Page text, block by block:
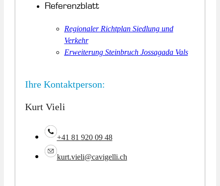
Referenzblatt
Regionaler Richtplan Siedlung und
Verkehr
Erweiterung Steinbruch Jossagada Vals
Ihre Kontaktperson:
Kurt Vieli
+41 81 920 09 48
kurt.vieli@cavigelli.ch